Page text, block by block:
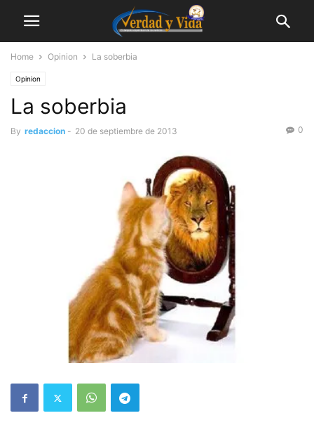
Home Opinion La soberbia
Opinion
La soberbia
By redaccion - 20 de septiembre de 2013 0